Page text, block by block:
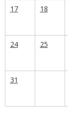
17
18
24 25
31